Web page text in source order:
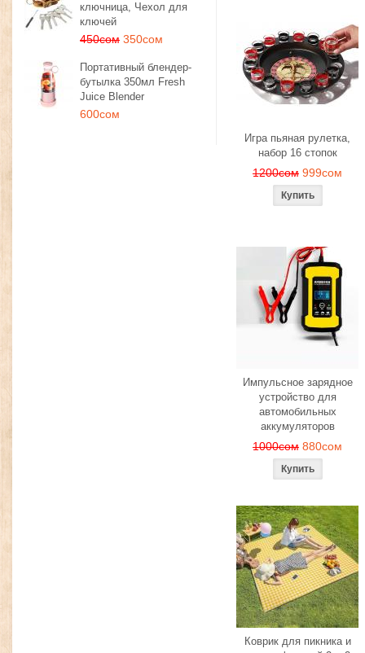
ключница, Чехол для
ключей
450сом 350сом
Портативный блендер-
бутылка 350мл Fresh
Juice Blender
600сом
Игра пьяная рулетка,
набор 16 стопок
1200сом 999сом
Импульсное зарядное
устройство для
автомобильных
аккумуляторов
1000сом 880сом
Коврик для пикника и